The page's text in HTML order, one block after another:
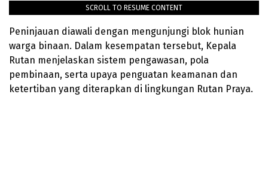
SCROLL TO RESUME CONTENT
Peninjauan diawali dengan mengunjungi blok hunian
warga binaan. Dalam kesempatan tersebut, Kepala
Rutan menjelaskan sistem pengawasan, pola
pembinaan, serta upaya penguatan keamanan dan
ketertiban yang diterapkan di lingkungan Rutan Praya.